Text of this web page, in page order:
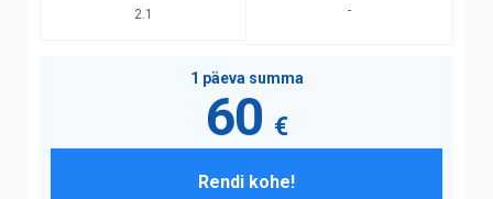
2.1 -
1 päeva summa
60 €
Rendi kohe!